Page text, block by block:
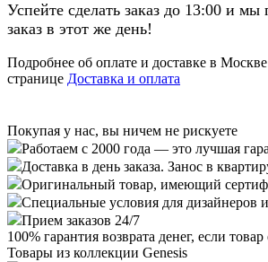
Успейте сделать заказ до 13:00 и
заказ в этот же день!
Подробнее об оплате и доставке в
странице Доставка и оплата
Покупая у нас, вы ничем не рискуете
Работаем с 2000 года — это лучшая
Доставка в день заказа. Занос в
Оригинальный товар, имеющий
Специальные условия для дизайнеров
Прием заказов 24/7
100% гарантия возврата денег, если
Товары из коллекции Genesis